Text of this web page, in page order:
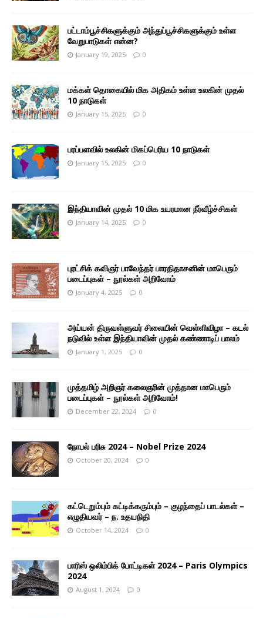
பட்டாம்பூச்சிகளுக்கும் அந்துப்பூச்சிகளுக்கும் உள்ள
வேறுபாடுகள் என்ன?
January 19, 2025 0
மக்கள் தொகையில் மிக அதிகம் உள்ள உலகின் முதல்
10 நாடுகள்
January 15, 2025 0
பரப்பளவில் உலகின் மிகப்பெரிய 10 நாடுகள்
January 15, 2025 0
இந்தியாவின் முதல் 10 மிக உயரமான நீர்வீழ்ச்சிகள்
January 14, 2025 0
புரட்சிக் கவிஞர் பாவேந்தர் பாரதிதாசனின் மாபெரும்
படைப்புகள் – நூல்கள் அறிவோம்
January 4, 2025 0
அய்யன் திருவள்ளுவர் சிலையின் வெள்ளிவிழா – கடல்
நடுவில் உள்ள இந்தியாவின் முதல் கண்ணாடிப் பாலம்
January 1, 2025 0
முத்தமிழ் அறிஞர் கலைஞரின் முத்தான மாபெரும்
படைப்புகள் – நூல்கள் அறிவோம்!
December 22, 2024 0
நோபல் பரிசு 2024 – Nobel Prize 2024
October 20, 2024 0
கட்டெறும்பும் கட்டிக்கரும்பும் – குழந்தைப் பாடல்கள் –
எழுதியவர் – ந. உதயநிதி
October 14, 2024 0
பாரிஸ் ஒலிம்பிக் போட்டிகள் 2024 – Paris Olympics
2024
August 1, 2024 0